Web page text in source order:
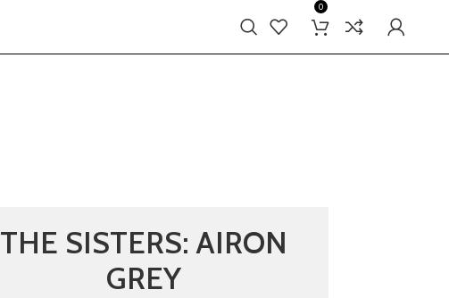
0
THE SISTERS: AIRON
GREY